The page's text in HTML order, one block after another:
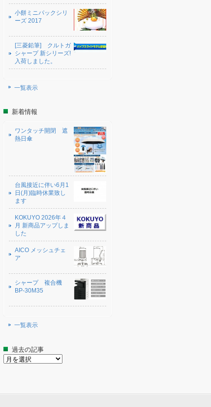
小餅ミニパックシリ
ーズ 2017
[三菱鉛筆] クルトガ
シャープ 新シリーズ!
入荷しました。
一覧表示
新着情報
ワンタッチ開閉 遮
熱日傘
台風接近に伴い6月1
日(月)臨時休業致し
ます
KOKUYO 2026年４
月 新商品アップしま
した
AICO メッシュチェ
ア
シャープ 複合機
BP-30M35
一覧表示
過去の記事
過
事